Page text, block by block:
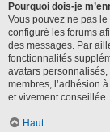
Pourquoi dois-je
Vous pouvez ne pas
configuré les forums
des messages. Par
fonctionnalités
avatars
membres, l’adhésion
et vivement conseillée.
Haut